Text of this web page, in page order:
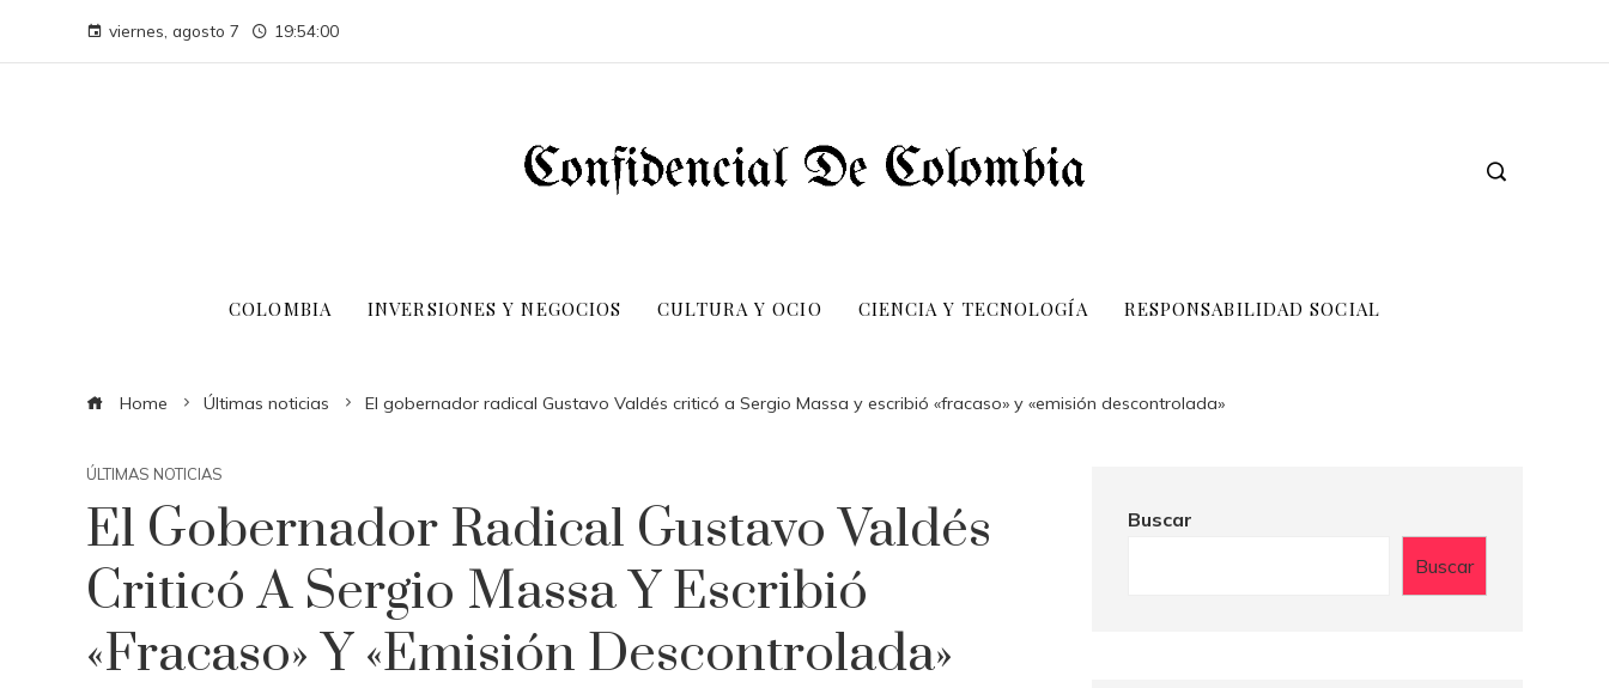
viernes, agosto 7 19:54:01
COLOMBIA INVERSIONES Y NEGOCIOS CULTURA Y OCIO CIENCIA Y TECNOLOGÍA RESPONSABILIDAD SOCIAL
Home Últimas noticias El gobernador radical Gustavo Valdés criticó a Sergio Massa y escribió «fracaso» y «emisión descontrolada»
ÚLTIMAS NOTICIAS
El Gobernador Radical Gustavo Valdés
Criticó A Sergio Massa Y Escribió
«fracaso» Y «emisión Descontrolada»
Buscar
Buscar